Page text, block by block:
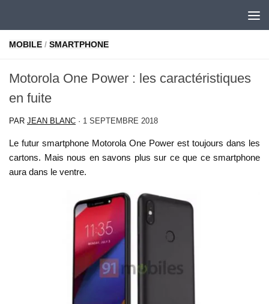
MOBILE / SMARTPHONE
Motorola One Power : les caractéristiques
en fuite
PAR JEAN BLANC · 1 SEPTEMBRE 2018
Le futur smartphone Motorola One Power est toujours dans les
cartons. Mais nous en savons plus sur ce que ce smartphone
aura dans le ventre.